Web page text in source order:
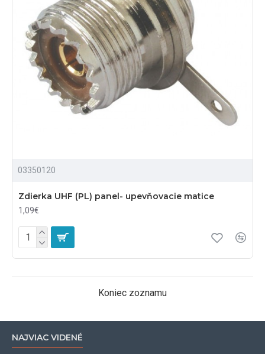
03350120
Zdierka UHF (PL) panel- upevňovacie matice
1,09€
Koniec zoznamu
NAJVIAC VIDENÉ